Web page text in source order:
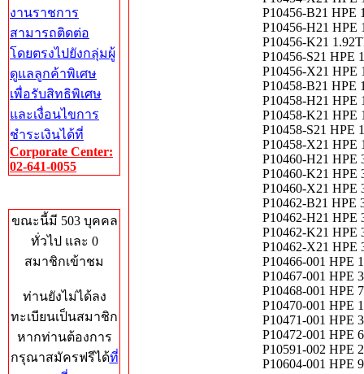
งานราชการ
สามารถติดต่อ
โดยตรงไปยังกลุ่มผู้
ดูแลลูกค้าพิเศษ
เพื่อรับสิทธิพิเศษ
และเงื่อนไขการ
ชำระเงินได้ที่
Corporate Center:
02-641-0055
ขณะนี้มี 503 บุคคล
ทั่วไป และ 0
สมาชิกเข้าชม
ท่านยังไม่ได้ลง
ทะเบียนเป็นสมาชิก
หากท่านต้องการ
กรุณาสมัครฟรีได้ที่
P10456-B21 HPE
P10456-H21 HPE
P10456-K21
P10456-S21 HPE
P10456-X21 HPE
P10458-B21 HPE
P10458-H21 HPE
P10458-K21 HPE
P10458-S21 HPE
P10458-X21 HPE
P10460-H21 HPE
P10460-K21 HPE
P10460-X21 HPE
P10462-B21 HPE
P10462-H21 HPE
P10462-K21 HPE
P10462-X21 HPE
P10466-001 HPE
P10467-001 HPE
P10468-001 HPE
P10470-001 HPE
P10471-001 HPE
P10472-001 HPE
P10591-002 HPE
P10604-001 HPE